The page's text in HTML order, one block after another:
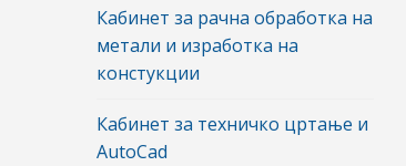
Кабинет за рачна обработка на
метали и изработка на
констукции
Кабинет за техничко цртање и
AutoCad